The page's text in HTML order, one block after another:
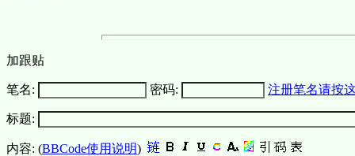
加跟贴
笔名: 密码: 注册笔名请按
标题:
内容: (BBCode使用说明)